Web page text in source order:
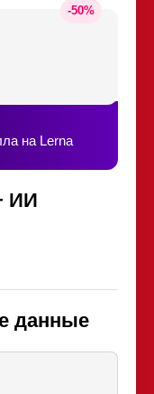
-50%
на Lerna
ИИ
данные